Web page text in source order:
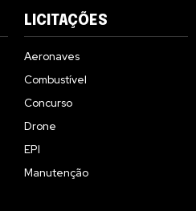
LICITAÇÕES
Aeronaves
Combustível
Concurso
Drone
EPI
Manutenção